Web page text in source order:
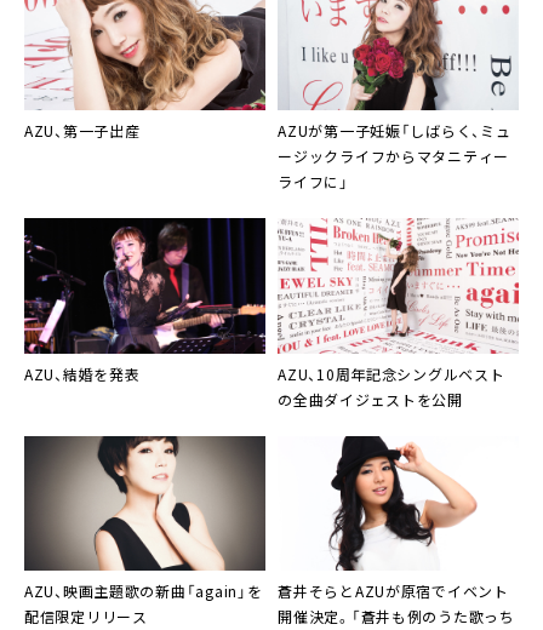
AZU、第一子出産 AZUが第一子妊娠「しばらく、ミュ
ージックライフからマタニティー
ライフに」
AZU、結婚を発表 AZU、10周年記念シングルベスト
の全曲ダイジェストを公開
AZU、映画主題歌の新曲「again」を
配信限定リリース
蒼井そらとAZUが原宿でイベント
開催決定。「蒼井も例のうた歌っち